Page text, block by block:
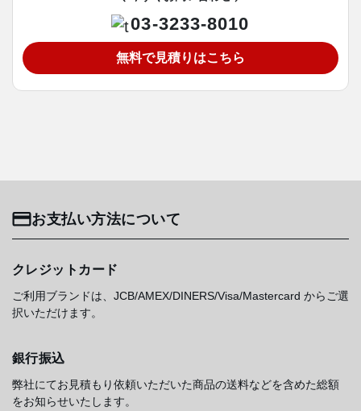
03-3233-8010
無料で見積りはこちら
お支払い方法について
クレジットカード
ご利用ブランドは、JCB/AMEX/DINERS/Visa/Mastercard からご選
択いただけます。
銀行振込
弊社にてお見積もり依頼いただいた商品の送料などを含めた総額
をお知らせいたします。